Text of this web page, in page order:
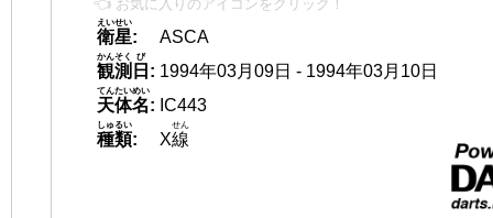
👈 お気に入りのアイコンをクリック！
衛星
えいせい
:
ASCA
観測
かんそく
日
び
: 1994年03月09日 - 1994年03月10日
天体名
てんたいめい
: IC443
種類
しゅるい
: X線
せん